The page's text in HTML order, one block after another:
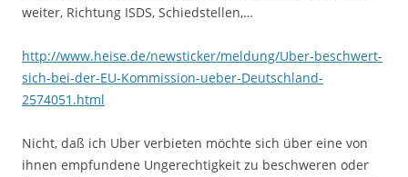
weiter, Richtung ISDS, Schiedstellen,…
http://www.heise.de/newsticker/meldung/Uber-beschwert-
sich-bei-der-EU-Kommission-ueber-Deutschland-
2574051.html
Nicht, daß ich Uber verbieten möchte sich über eine von
ihnen empfundene Ungerechtigkeit zu beschweren oder